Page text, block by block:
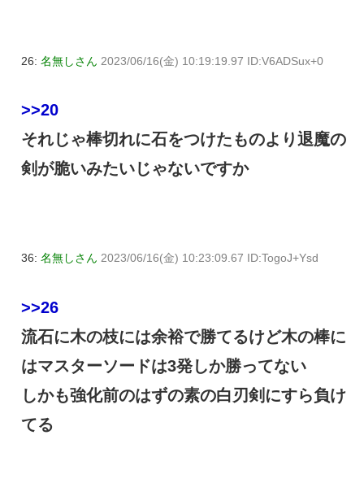
26: 名無しさん 2023/06/16(金) 10:19:19.97 ID:V6ADSux+0
>>20
それじゃ棒切れに石をつけたものより退魔の
剣が脆いみたいじゃないですか
36: 名無しさん 2023/06/16(金) 10:23:09.67 ID:TogoJ+Ysd
>>26
流石に木の枝には余裕で勝てるけど木の棒に
はマスターソードは3発しか勝ってない
しかも強化前のはずの素の白刃剣にすら負け
てる